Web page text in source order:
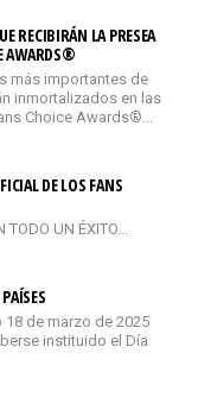
RECIBIRÁN LA PRESEA
AWARDS®
más importantes de
inmortalizados en las
Choice Awards®...
DE LOS FANS
UN ÉXITO...
18 de marzo de 2025
instituido el Día